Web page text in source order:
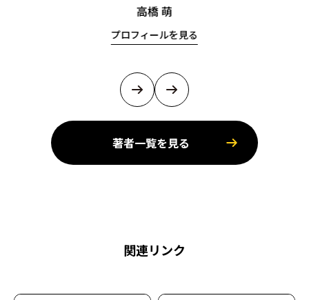
高橋 萌
プロフィールを見る
著者一覧を見る
関連リンク